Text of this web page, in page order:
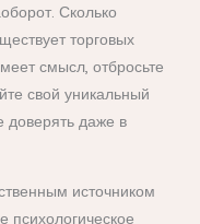
Сколько
торговых
смысл, отбросьте
свой уникальный
доверять даже в
источником
психологическое